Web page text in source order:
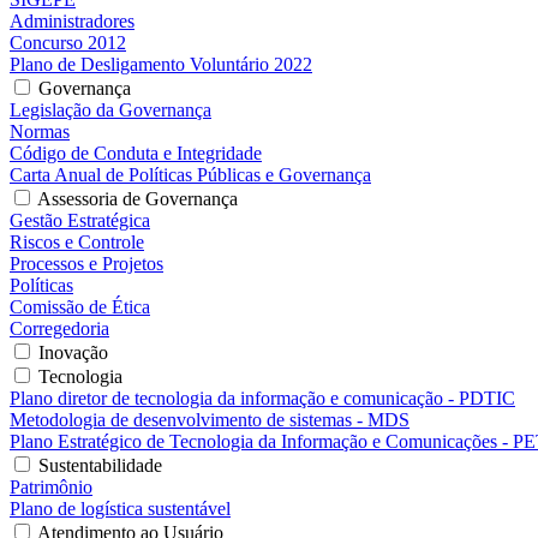
Administradores
Concurso 2012
Plano de Desligamento Voluntário 2022
Governança
Legislação da Governança
Normas
Código de Conduta e Integridade
Carta Anual de Políticas Públicas e Governança
Assessoria de Governança
Gestão Estratégica
Riscos e Controle
Processos e Projetos
Políticas
Comissão de Ética
Corregedoria
Inovação
Tecnologia
Plano diretor de tecnologia da informação e comunicação - PDTIC
Metodologia de desenvolvimento de sistemas - MDS
Plano Estratégico de Tecnologia da Informação e Comunicações -
Sustentabilidade
Patrimônio
Plano de logística sustentável
Atendimento ao Usuário